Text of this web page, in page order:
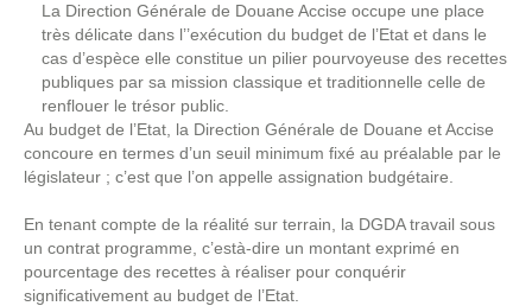
La Direction Générale de Douane Accise occupe une place
très délicate dans l’’exécution du budget de l’Etat et dans le
cas d’espèce elle constitue un pilier pourvoyeuse des recettes
publiques par sa mission classique et traditionnelle celle de
renflouer le trésor public.
Au budget de l’Etat, la Direction Générale de Douane et Accise
concoure en termes d’un seuil minimum fixé au préalable par le
législateur ; c’est que l’on appelle assignation budgétaire.
En tenant compte de la réalité sur terrain, la DGDA travail sous
un contrat programme, c’està-dire un montant exprimé en
pourcentage des recettes à réaliser pour conquérir
significativement au budget de l’Etat.